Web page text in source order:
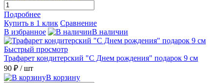
Подробнее
Купить в 1 клик Сравнение
В избранное
В наличии
Быстрый просмотр
Трафарет кондитерский "С Днем рождения" подарок 9 см
90 ₽ / шт
В корзину